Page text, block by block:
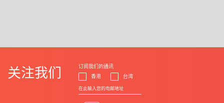
关注我们
订阅我们的通讯
香港
台湾